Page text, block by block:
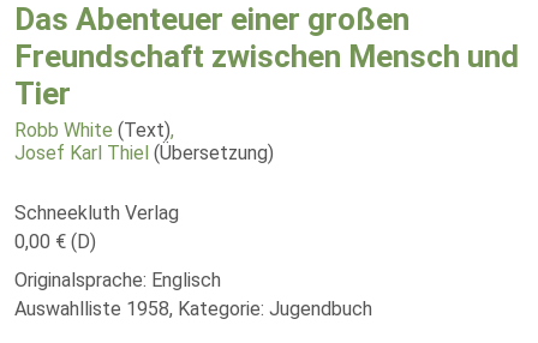
Das Abenteuer einer großen
Freundschaft zwischen Mensch und
Tier
Robb White (Text),
Josef Karl Thiel (Übersetzung)
Schneekluth Verlag
0,00 € (D)
Originalsprache: Englisch
Auswahlliste 1958, Kategorie: Jugendbuch